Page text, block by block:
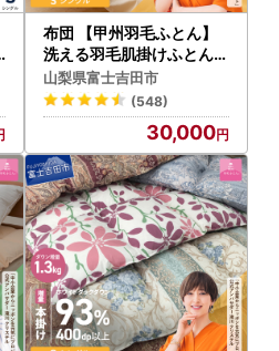
布団 【甲州羽毛ふとん】
洗える羽毛肌掛けふとん（
シングル） 寝具 DP340以
上
山梨県富士吉田市
(548)
30,000